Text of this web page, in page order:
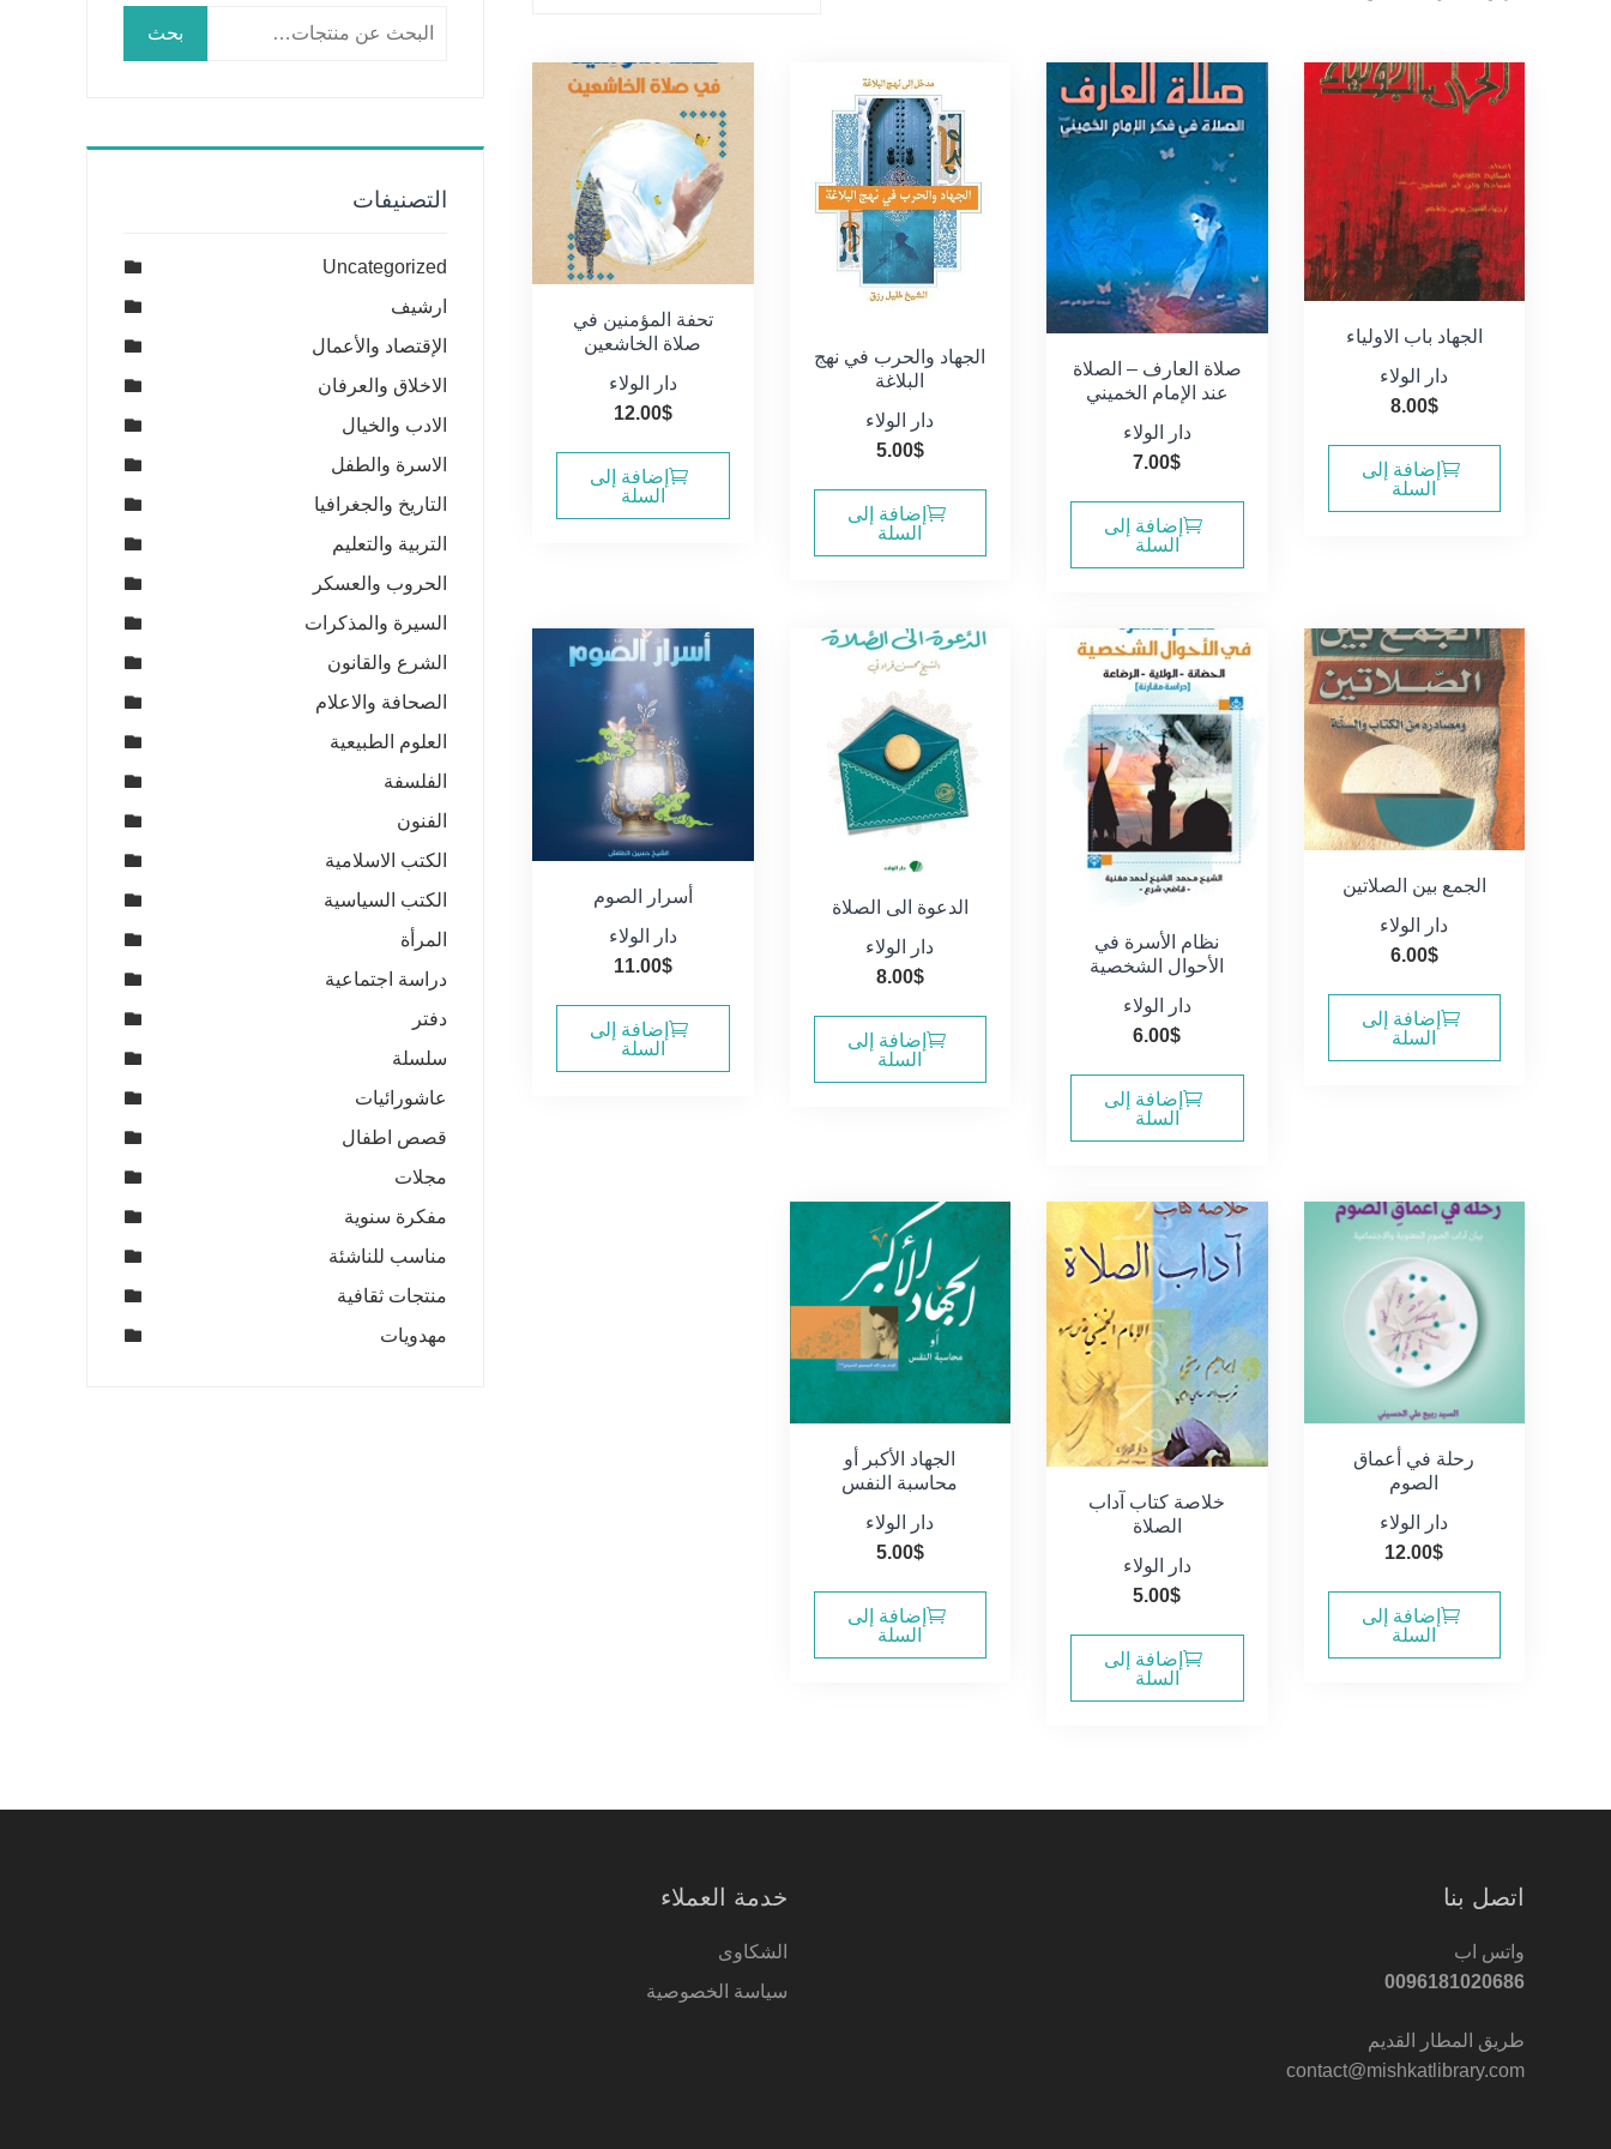
الأحدث
الجهاد باب الاولياء
دار الولاء
8.00$
إضافة إلى
السلة
صلاة العارف – الصلاة
عند الإمام الخميني
دار الولاء
7.00$
إضافة إلى
السلة
الجهاد والحرب في نهج
البلاغة
دار الولاء
5.00$
إضافة إلى
السلة
تحفة المؤمنين في
صلاة الخاشعين
دار الولاء
12.00$
إضافة إلى
السلة
الجمع بين الصلاتين
دار الولاء
6.00$
إضافة إلى
السلة
نظام الأسرة في
الأحوال الشخصية
دار الولاء
6.00$
إضافة إلى
السلة
الدعوة الى الصلاة
دار الولاء
8.00$
إضافة إلى
السلة
أسرار الصوم
دار الولاء
11.00$
إضافة إلى
السلة
رحلة في أعماق
الصوم
دار الولاء
12.00$
إضافة إلى
السلة
خلاصة كتاب آداب
الصلاة
دار الولاء
5.00$
إضافة إلى
السلة
الجهاد الأكبر أو
محاسبة النفس
دار الولاء
5.00$
إضافة إلى
السلة
بحث
التصنيفات
Uncategorized
ارشيف
الإقتصاد والأعمال
الاخلاق والعرفان
الادب والخيال
الاسرة والطفل
التاريخ والجغرافيا
التربية والتعليم
الحروب والعسكر
السيرة والمذكرات
الشرع والقانون
الصحافة والاعلام
العلوم الطبيعية
الفلسفة
الفنون
الكتب الاسلامية
الكتب السياسية
المرأة
دراسة اجتماعية
دفتر
سلسلة
عاشورائيات
قصص اطفال
مجلات
مفكرة سنوية
مناسب للناشئة
منتجات ثقافية
مهدويات
اتصل بنا
واتس اب
0096181020686
طريق المطار القديم
contact@mishkatlibrary.com
خدمة العملاء
الشكاوى
سياسة الخصوصية